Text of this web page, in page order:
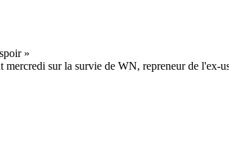
sur la survie de WN, repreneur de l'ex-